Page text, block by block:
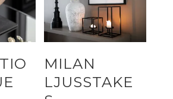
MILAN
LJUSSTAKE